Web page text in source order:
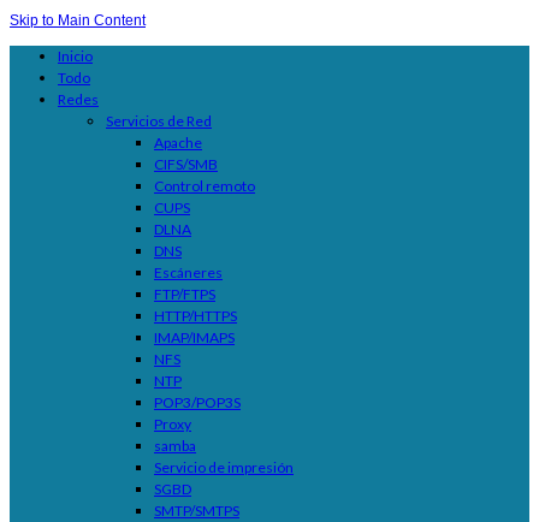
Skip to Main Content
Inicio
Todo
Redes
Servicios de Red
Apache
CIFS/SMB
Control remoto
CUPS
DLNA
DNS
Escáneres
FTP/FTPS
HTTP/HTTPS
IMAP/IMAPS
NFS
NTP
POP3/POP3S
Proxy
samba
Servicio de impresión
SGBD
SMTP/SMTPS